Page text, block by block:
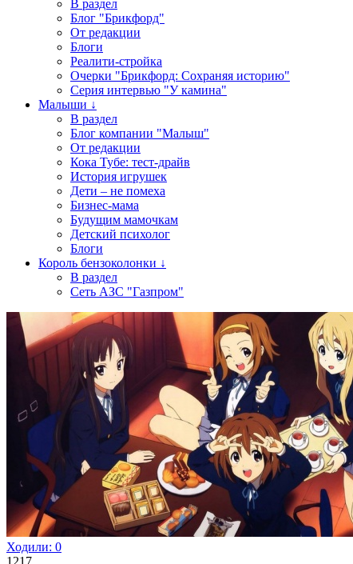
В раздел
Блог "Брикфорд"
От редакции
Блоги
Реалити-стройка
Очерки "Брикфорд: Сохраняя историю"
Серия интервью "У камина"
Малыши ↓
В раздел
Блог компании "Малыш"
От редакции
Кока Тубе: тест-драйв
История игрушек
Дети – не помеха
Бизнес-мама
Будущим мамочкам
Детский психолог
Блоги
Король бензоколонки ↓
В раздел
Сеть АЗС "Газпром"
Ходили: 0
1217